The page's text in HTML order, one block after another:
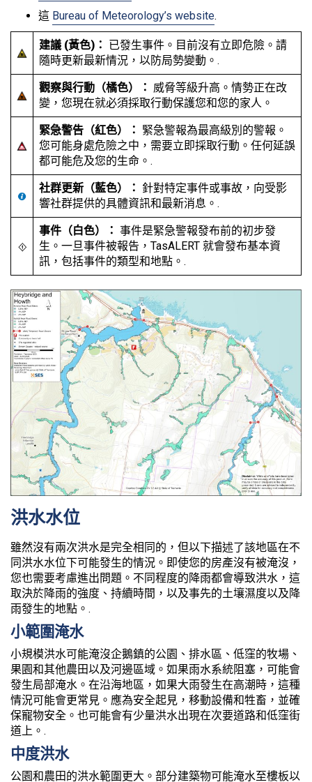
這 Bureau of Meteorology’s website.
建議 (黃色)： 已發生事件。目前沒有立即危險。請
隨時更新最新情況，以防局勢變動。.
觀察與行動（橘色）： 威脅等級升高。情勢正在改
變，您現在就必須採取行動保護您和您的家人。
緊急警告（紅色）： 緊急警報為最高級別的警報。
您可能身處危險之中，需要立即採取行動。任何延誤
都可能危及您的生命。.
社群更新（藍色）： 針對特定事件或事故，向受影
響社群提供的具體資訊和最新消息。.
事件（白色）： 事件是緊急警報發布前的初步發
生。一旦事件被報告，TasALERT 就會發布基本資
訊，包括事件的類型和地點。.
洪水水位
雖然沒有兩次洪水是完全相同的，但以下描述了該地區在不
同洪水水位下可能發生的情況。即使您的房產沒有被淹沒，
您也需要考慮進出問題。不同程度的降雨都會導致洪水，這
取決於降雨的強度、持續時間，以及事先的土壤濕度以及降
雨發生的地點。.
小範圍淹水
小規模洪水可能淹沒企鵝鎮的公園、排水區、低窪的牧場、
果園和其他農田以及河邊區域。如果雨水系統阻塞，可能會
發生局部淹水。在沿海地區，如果大雨發生在高潮時，這種
情況可能會更常見。應為安全起見，移動設備和牲畜，並確
保寵物安全。也可能會有少量洪水出現在次要道路和低窪街
道上。.
中度洪水
公園和農田的洪水範圍更大。部分建築物可能淹水至樓板以